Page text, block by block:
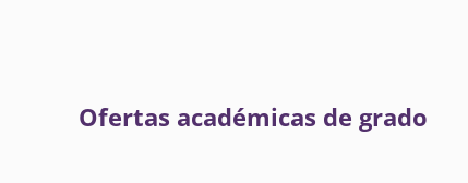
Ofertas académicas de grado